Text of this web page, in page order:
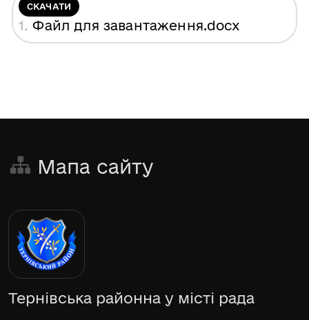
СКАЧАТИ
1. Файл для завантаження.docx
Мапа сайту
Тернівська районна у місті рада